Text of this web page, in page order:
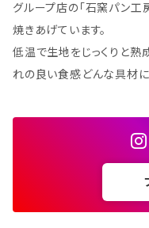
グループ店の「石窯パン工
焼きあげています。
低温で生地をじっくりと熟
れの良い食感どんな具材に